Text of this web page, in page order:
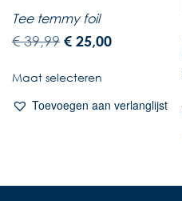
Tee temmy foil
€39,99 € 25,00
Maat selecteren
Toevoegen aan verlanglijst